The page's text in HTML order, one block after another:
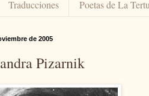
Traducciones Poetas de La
de 2005
Pizarnik